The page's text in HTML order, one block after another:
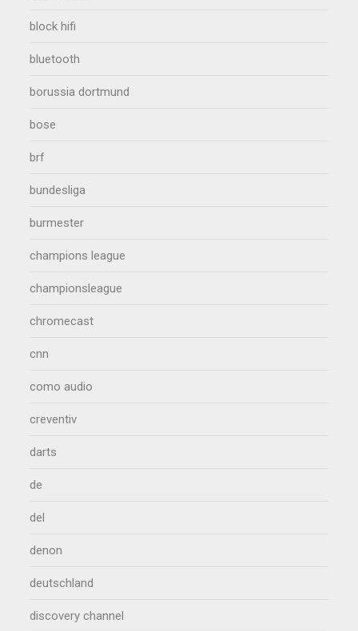
block hifi
bluetooth
borussia dortmund
bose
brf
bundesliga
burmester
champions league
championsleague
chromecast
cnn
como audio
creventiv
darts
de
del
denon
deutschland
discovery channel